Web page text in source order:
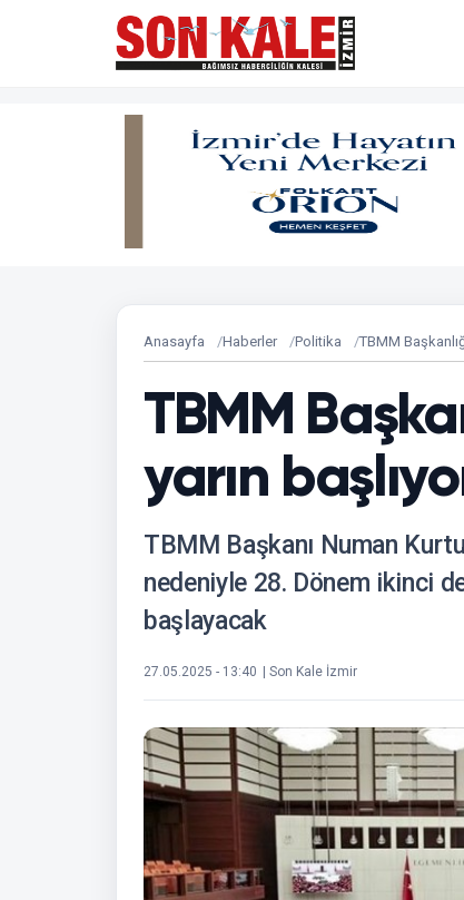
Anasayfa Haberler Politika TBMM
TBMM
yarın
TBMM Başkanı Numan
nedeniyle 28. Dönem ikinci
başlayacak
27.05.2025 - 13:40 | Son Kale İzmir